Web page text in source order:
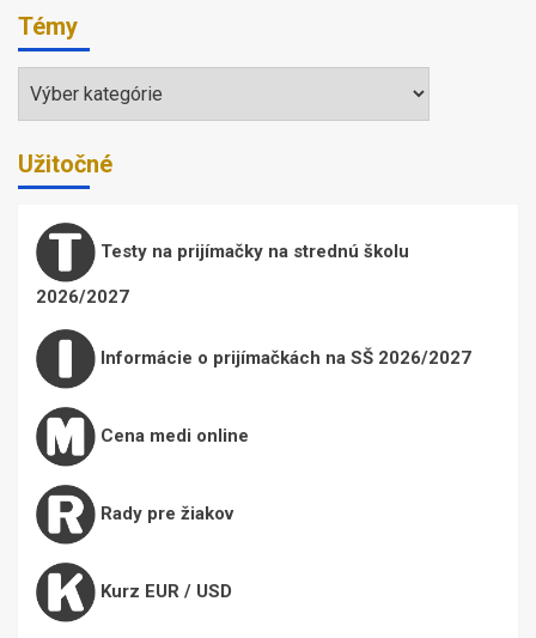
Témy
Témy
Užitočné
Testy na prijímačky na strednú školu
2026/2027
Informácie o prijímačkách na SŠ 2026/2027
Cena medi online
Rady pre žiakov
Kurz EUR / USD